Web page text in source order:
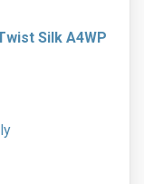
Silk A4WP